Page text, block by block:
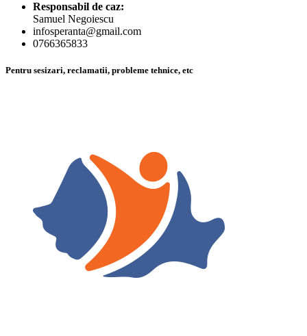
Responsabil de caz:
Samuel Negoiescu
infosperanta@gmail.com
0766365833
Pentru sesizari, reclamatii, probleme tehnice, etc